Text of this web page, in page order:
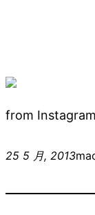
from
25 5 月, 2013